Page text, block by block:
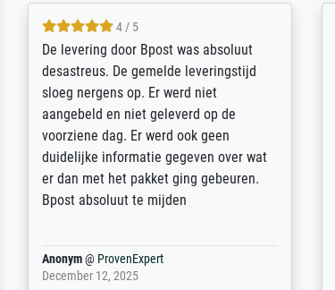
5 / 5
Sehr gute Qualität des Leinwanddrucks
und des Rahmens! Unser Bild wurde
sehr sorgfältig und sicher verpackt, so
dass es unbeschadet bei uns ankam. Es
wird nicht unser letzter Meisterdruck
sein. Vielen Dank!
Reinhold,@ProvenExpert
April 22, 2026